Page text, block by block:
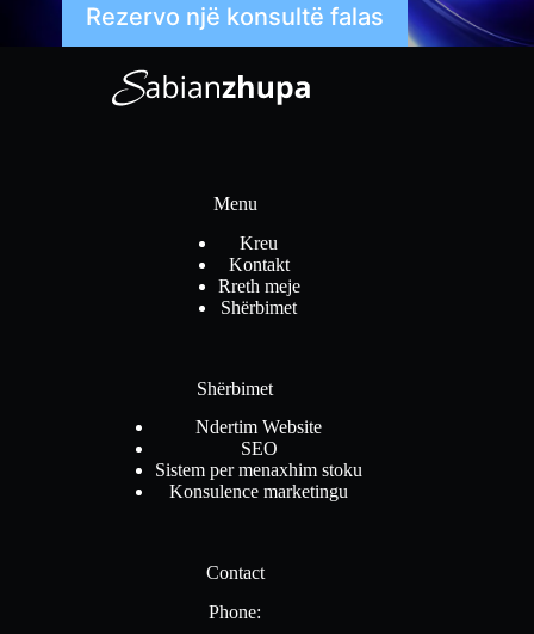
Rezervo një konsultë falas
Menu
Kreu
Kontakt
Rreth meje
Shërbimet
Shërbimet
Ndertim Website
SEO
Sistem per menaxhim stoku
Konsulence marketingu
Contact
Phone: